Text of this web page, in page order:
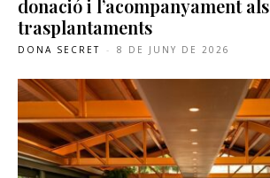
donació i l’acompanyament als
trasplantaments
DONA SECRET - 8 DE JUNY DE 2026